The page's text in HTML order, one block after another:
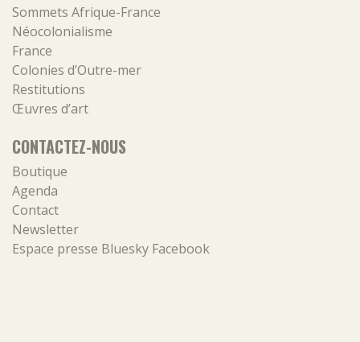
Sommets Afrique-France
Néocolonialisme
France
Colonies d’Outre-mer
Restitutions
Œuvres d’art
CONTACTEZ-NOUS
Boutique
Agenda
Contact
Newsletter
Espace presse Bluesky Facebook